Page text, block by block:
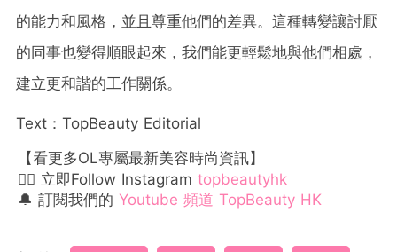
的能力和風格，並且尊重他們的差異。這種轉變讓討厭
的同事也變得順眼起來，我們能更輕鬆地與他們相處，
建立更和諧的工作關係。
Text：TopBeauty Editorial
【看更多OL專屬最新美容時尚資訊】
👉🏻 立即Follow Instagram topbeautyhk
🔔 訂閱我們的 Youtube 頻道 TopBeauty HK